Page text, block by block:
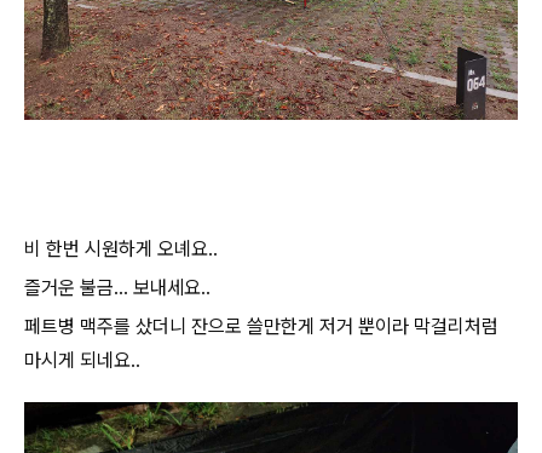
비 한번 시원하게 오녜요..
즐거운 불금... 보내세요..
페트병 맥주를 샀더니 잔으로 쓸만한게 저거 뿐이라 막걸리처럼
마시게 되네요..